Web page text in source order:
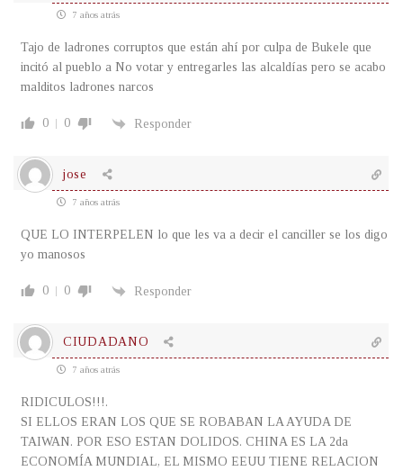
7 años atrás
Tajo de ladrones corruptos que están ahí por culpa de Bukele que
incitó al pueblo a No votar y entregarles las alcaldías pero se acabo
malditos ladrones narcos
0 0 Responder
jose
7 años atrás
QUE LO INTERPELEN lo que les va a decir el canciller se los digo
yo manosos
0 0 Responder
CIUDADANO
7 años atrás
RIDICULOS!!!.
SI ELLOS ERAN LOS QUE SE ROBABAN LA AYUDA DE
TAIWAN. POR ESO ESTAN DOLIDOS. CHINA ES LA 2da
ECONOMÍA MUNDIAL, EL MISMO EEUU TIENE RELACION